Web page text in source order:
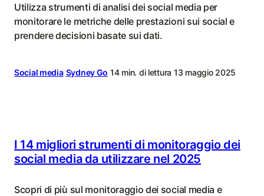
Utilizza strumenti di analisi dei social media per
monitorare le metriche delle prestazioni sui social e
prendere decisioni basate sui dati.
Social media Sydney Go 14 min. di lettura 13 maggio 2025
I 14 migliori strumenti di monitoraggio dei
social media da utilizzare nel 2025
Scopri di più sul monitoraggio dei social media e